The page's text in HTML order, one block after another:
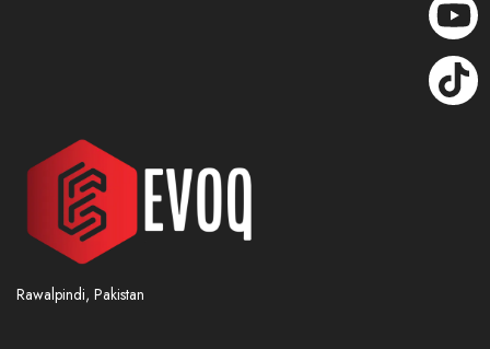
Rawalpindi, Pakistan